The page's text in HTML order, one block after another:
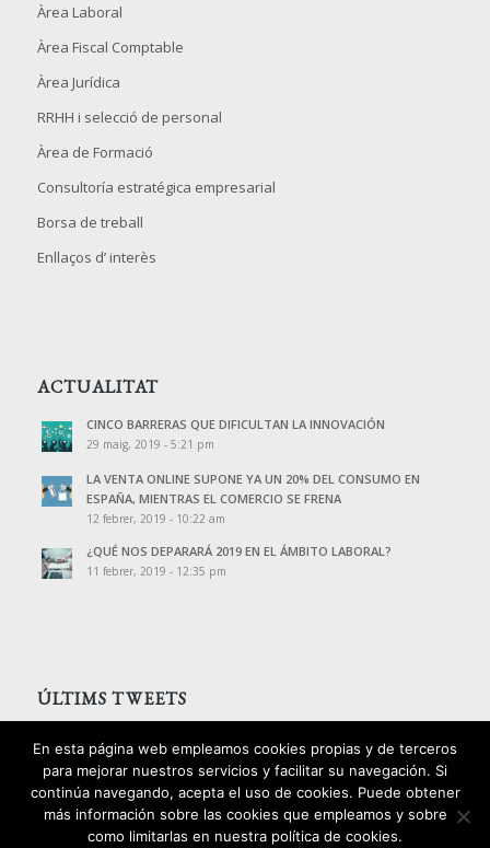
Àrea Laboral
Àrea Fiscal Comptable
Àrea Jurídica
RRHH i selecció de personal
Àrea de Formació
Consultoría estratégica empresarial
Borsa de treball
Enllaços d’ interès
ACTUALITAT
CINCO BARRERAS QUE DIFICULTAN LA INNOVACIÓN
29 maig, 2019 - 5:21 pm
LA VENTA ONLINE SUPONE YA UN 20% DEL CONSUMO EN
ESPAÑA, MIENTRAS EL COMERCIO SE FRENA
12 febrer, 2019 - 10:22 am
¿QUÉ NOS DEPARARÁ 2019 EN EL ÁMBITO LABORAL?
11 febrer, 2019 - 12:35 pm
ÚLTIMS TWEETS
Tweets de @PalomoAssessors
En esta página web empleamos cookies propias y de terceros
para mejorar nuestros servicios y facilitar su navegación. Si
continúa navegando, acepta el uso de cookies. Puede obtener
más información sobre las cookies que empleamos y sobre
como limitarlas en nuestra política de cookies.